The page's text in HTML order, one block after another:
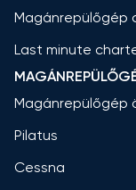
Magánrepülőgép
Last minute
Magánrepülőgép
Pilatus
Cessna